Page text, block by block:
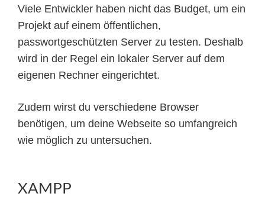
Viele Entwickler haben nicht das Budget, um ein
Projekt auf einem öffentlichen,
passwortgeschützten Server zu testen. Deshalb
wird in der Regel ein lokaler Server auf dem
eigenen Rechner eingerichtet.
Zudem wirst du verschiedene Browser
benötigen, um deine Webseite so umfangreich
wie möglich zu untersuchen.
XAMPP